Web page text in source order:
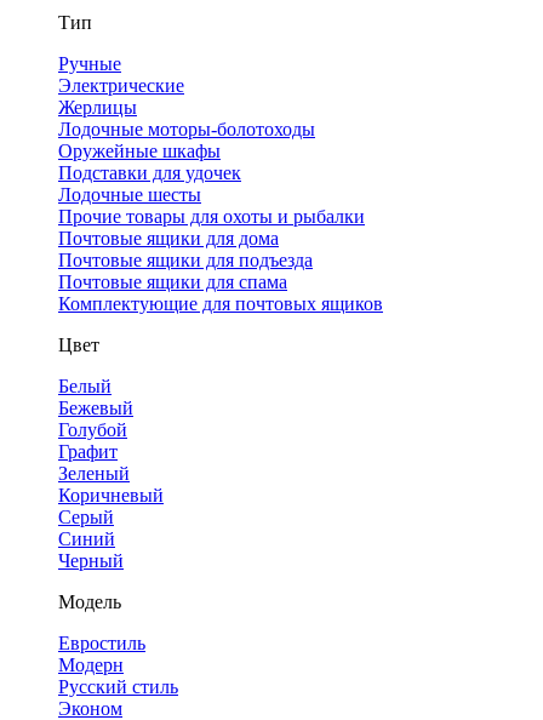
Тип
Ручные
Электрические
Жерлицы
Лодочные моторы-болотоходы
Оружейные шкафы
Подставки для удочек
Лодочные шесты
Прочие товары для охоты и рыбалки
Почтовые ящики для дома
Почтовые ящики для подъезда
Почтовые ящики для спама
Комплектующие для почтовых ящиков
Цвет
Белый
Бежевый
Голубой
Графит
Зеленый
Коричневый
Серый
Синий
Черный
Модель
Евростиль
Модерн
Русский стиль
Эконом